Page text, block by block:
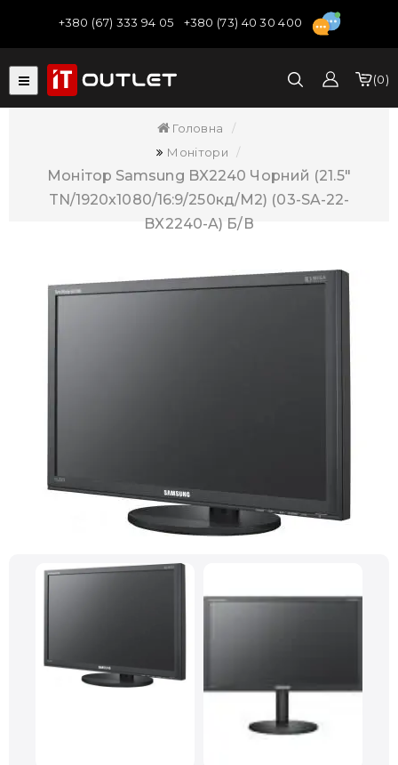
+380 (67) 333 94 05 +380 (73) 40 30 400
0
Головна
Монітори
Монітор Samsung BX2240 Чорний (21.5"
TN/1920x1080/16:9/250кд/м2) (03-SA-22-
BX2240-A) Б/В